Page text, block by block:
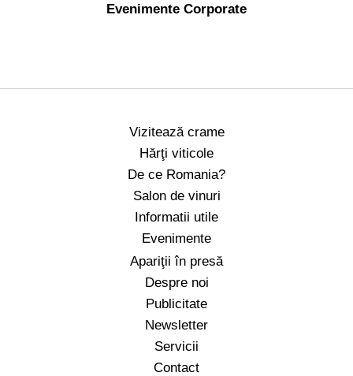
Evenimente Corporate
Vizitează crame
Hărţi viticole
De ce Romania?
Salon de vinuri
Informatii utile
Evenimente
Apariţii în presă
Despre noi
Publicitate
Newsletter
Servicii
Contact